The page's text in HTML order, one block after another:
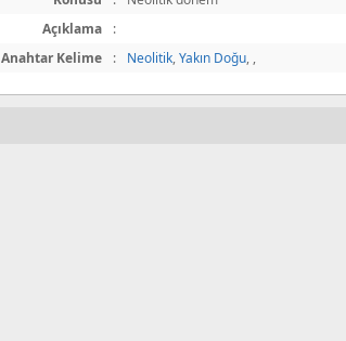
Açıklama
:
Anahtar Kelime
: Neolitik,Yakın Doğu, ,